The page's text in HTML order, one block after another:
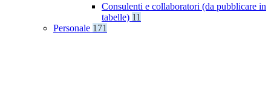
Consulenti e collaboratori (da pubblicare in
tabelle) 11
Personale 171